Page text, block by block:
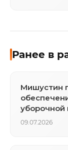
Ранее в
Мишустин
уборочной
09.07.2026